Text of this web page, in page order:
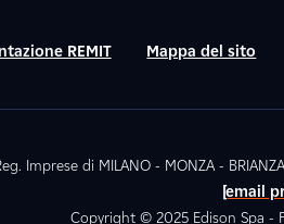
REMIT Mappa del sito
Imprese di MILANO - MONZA -
[email
Copyright © 2025 Edison Spa -